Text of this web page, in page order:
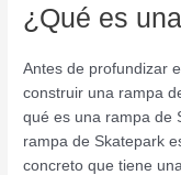
¿Qué es
Antes de profundizar
construir una rampa
qué es una rampa de
rampa de Skatepark
concreto que tiene